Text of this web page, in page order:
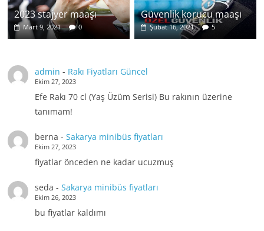
2023 stajyer maaşı
Mart 9, 2021 0
Güvenlik korucu maaşı
Şubat 16, 2021 5
admin - Rakı Fiyatları Güncel
Ekim 27, 2023
Efe Rakı 70 cl (Yaş Üzüm Serisi) Bu rakının üzerine
tanımam!
berna - Sakarya minibüs fiyatları
Ekim 27, 2023
fiyatlar önceden ne kadar ucuzmuş
seda - Sakarya minibüs fiyatları
Ekim 26, 2023
bu fiyatlar kaldımı